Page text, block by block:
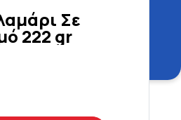
Σε
222 gr